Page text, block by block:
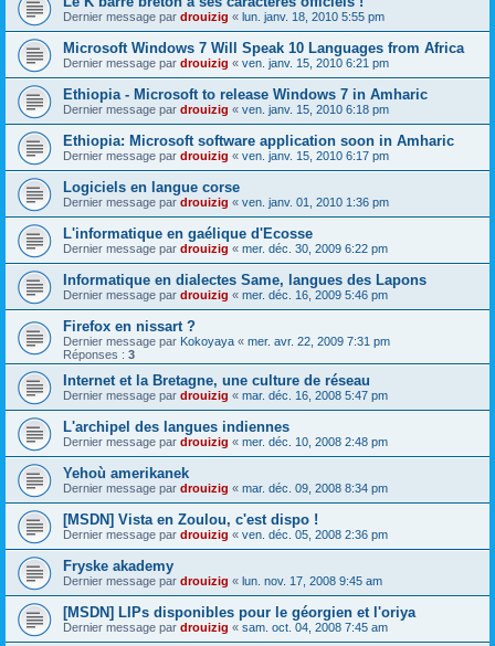
Dernier message par drouizig « lun. janv. 18, 2010 5:55 pm
Microsoft Windows 7 Will Speak 10 Languages from Africa
Dernier message par drouizig « ven. janv. 15, 2010 6:21 pm
Ethiopia - Microsoft to release Windows 7 in Amharic
Dernier message par drouizig « ven. janv. 15, 2010 6:18 pm
Ethiopia: Microsoft software application soon in Amharic
Dernier message par drouizig « ven. janv. 15, 2010 6:17 pm
Logiciels en langue corse
Dernier message par drouizig « ven. janv. 01, 2010 1:36 pm
L'informatique en gaélique d'Ecosse
Dernier message par drouizig « mer. déc. 30, 2009 6:22 pm
Informatique en dialectes Same, langues des Lapons
Dernier message par drouizig « mer. déc. 16, 2009 5:46 pm
Firefox en nissart ?
Dernier message par Kokoyaya « mer. avr. 22, 2009 7:31 pm
Réponses : 3
Internet et la Bretagne, une culture de réseau
Dernier message par drouizig « mar. déc. 16, 2008 5:47 pm
L'archipel des langues indiennes
Dernier message par drouizig « mer. déc. 10, 2008 2:48 pm
Yehoù amerikanek
Dernier message par drouizig « mar. déc. 09, 2008 8:34 pm
[MSDN] Vista en Zoulou, c'est dispo !
Dernier message par drouizig « ven. déc. 05, 2008 2:36 pm
Fryske akademy
Dernier message par drouizig « lun. nov. 17, 2008 9:45 am
[MSDN] LIPs disponibles pour le géorgien et l'oriya
Dernier message par drouizig « sam. oct. 04, 2008 7:45 am